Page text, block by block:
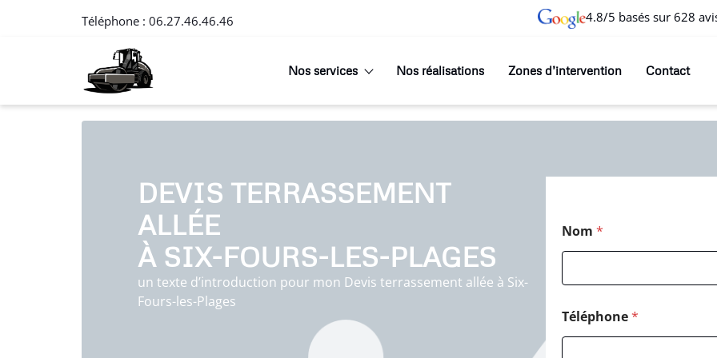
Téléphone : 06.27.46.46.46 4.8/5 basés sur 628
Nos services Nos réalisations Zones d’intervention Contact
DEVIS TERRASSEMENT
ALLÉE
À SIX-FOURS-LES-PLAGES
un texte d’introduction pour mon Devis terrassement allée à Six-
Fours-les-Plages
Nom *
Téléphone*